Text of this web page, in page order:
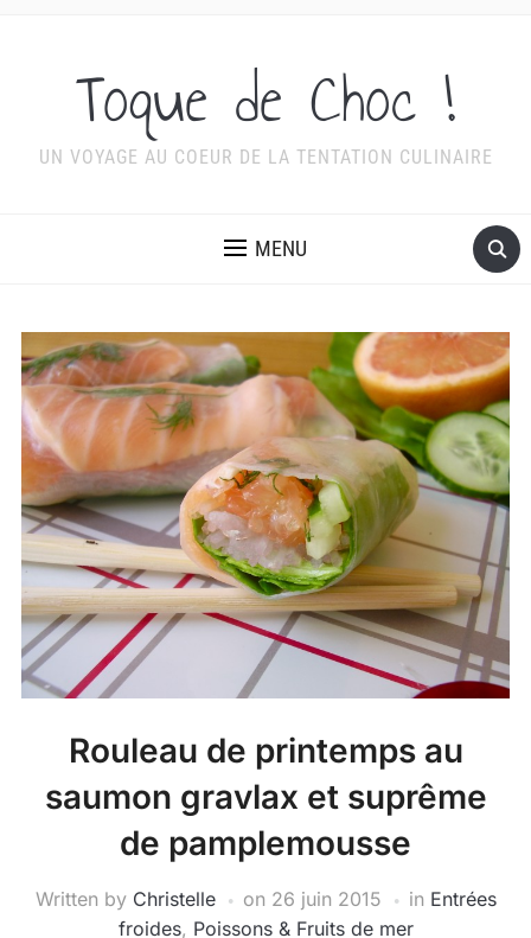
Toque de Choc !
UN VOYAGE AU COEUR DE LA TENTATION CULINAIRE
MENU
Rouleau de printemps au
saumon gravlax et suprême
de pamplemousse
Written by Christelle on 26 juin 2015 in Entrées
froides, Poissons & Fruits de mer